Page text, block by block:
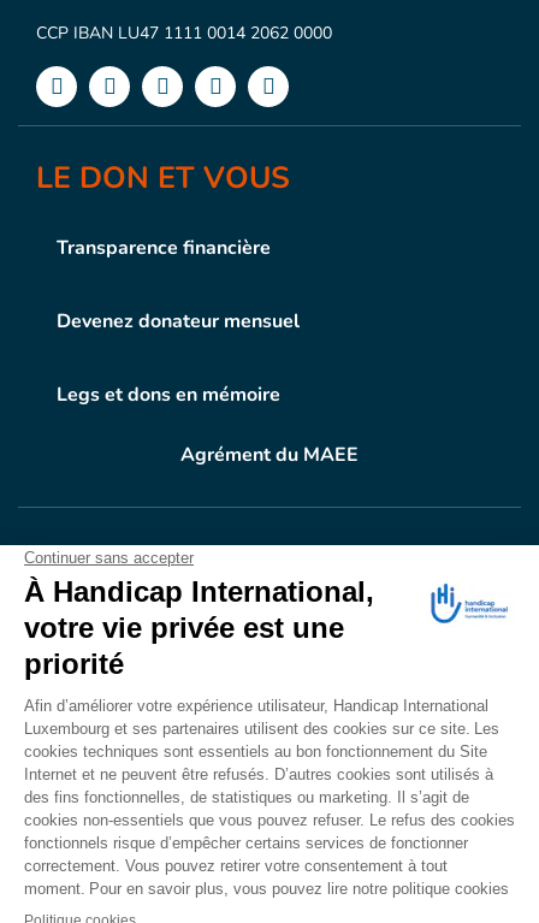
CCP IBAN LU47 1111 0014 2062 0000
LE DON ET VOUS
Transparence financière
Devenez donateur mensuel
Legs et dons en mémoire
Agrément du MAEE
VOTRE DONEN ACTION
Grâce à vous, en 2024, 604.716 personnes ont
bénéficié d’appareillage et d’activités de réadaptation.
Merci pour votre générosité.
Lire notre rapport annuel
CONTACT
Accessibilité
Mentions légales